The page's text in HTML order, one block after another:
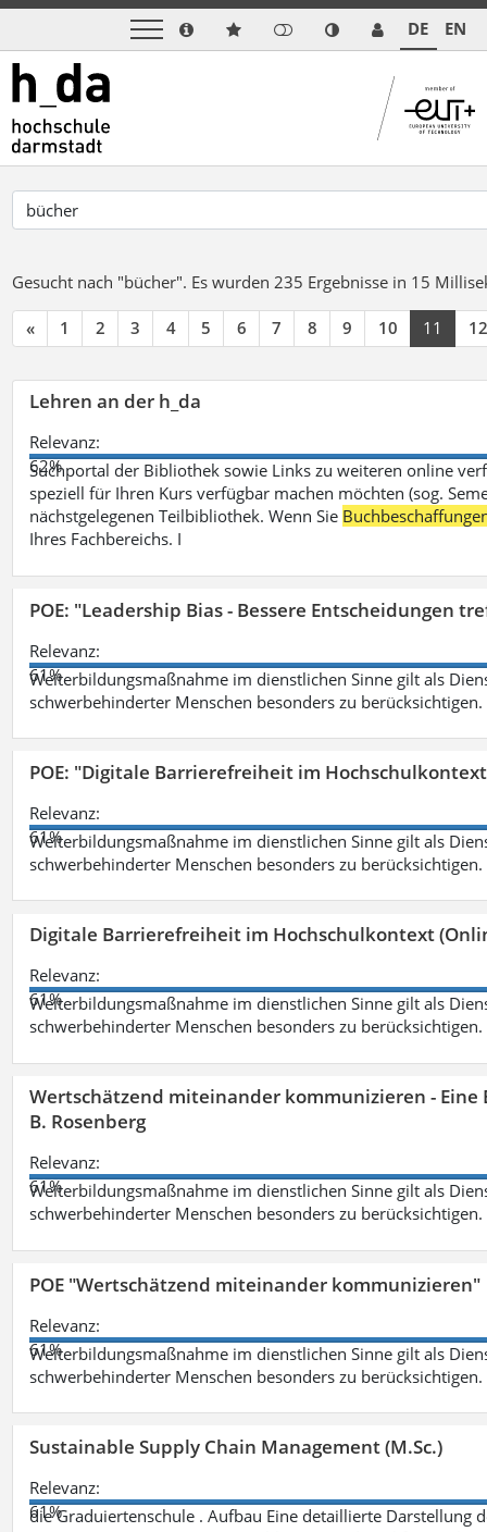
DE EN
Gesucht nach "bücher". Es wurden 235 Ergebnisse in 15
« 1 2 3 4 5 6 7 8 9 10 11 12
Lehren an der h_da
Relevanz:
62%
Suchportal der Bibliothek sowie Links zu weiteren online
speziell für Ihren Kurs verfügbar machen möchten (sog.
nächstgelegenen Teilbibliothek. Wenn Sie
Ihres Fachbereichs. I
POE: "Leadership Bias - Bessere Entscheidungen
Relevanz:
61%
Weiterbildungsmaßnahme im dienstlichen Sinne gilt als
schwerbehinderter Menschen besonders zu berücksichtigen.
POE: "Digitale Barrierefreiheit im
Relevanz:
61%
Weiterbildungsmaßnahme im dienstlichen Sinne gilt als
schwerbehinderter Menschen besonders zu berücksichtigen.
Digitale Barrierefreiheit im Hochschulkontext
Relevanz:
61%
Weiterbildungsmaßnahme im dienstlichen Sinne gilt als
schwerbehinderter Menschen besonders zu berücksichtigen.
Wertschätzend miteinander kommunizieren -
B. Rosenberg
Relevanz:
61%
Weiterbildungsmaßnahme im dienstlichen Sinne gilt als
schwerbehinderter Menschen besonders zu berücksichtigen.
POE "Wertschätzend miteinander kommunizieren"
Relevanz:
61%
Weiterbildungsmaßnahme im dienstlichen Sinne gilt als
schwerbehinderter Menschen besonders zu berücksichtigen.
Sustainable Supply Chain Management (M.Sc.)
Relevanz:
61%
die Graduiertenschule . Aufbau Eine detaillierte Darstellung